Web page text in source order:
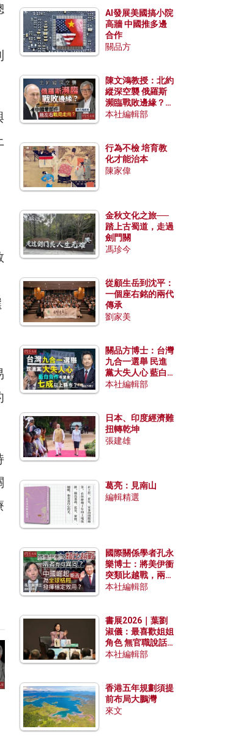
AI發展美國搞小院
高牆 中國推多邊
合作
關品方
陳文鴻教授：北約
縱深空襲 俄羅斯
瀕臨戰敗邊緣？中
國零部件能左右戰
本社編輯部
行為不檢 培育教
化才能治本
陳家偉
金秋文化之旅──
踏上古蜀道，走過
劍門關
馮珍今
從顧生岳到沈平：
一個座右銘的兩代
傳承
劉家美
關品方博士：台灣
九合一選舉 民進
黨大失人心 藍白
合作有望拿下七成
本社編輯部
日本、印度經濟難
扭轉乾坤
張建雄
葛亮：見南山
編輯精選
國際關係學者孔永
樂博士：將美伊衝
突類比越戰，兩者
有何異同？中國崛
本社編輯部
書展2026｜葉劉
淑儀：最喜歡姐姐
角色 無官職說話
包袱少
本社編輯部
香港五年規劃須提
前布局大鵬灣
來文